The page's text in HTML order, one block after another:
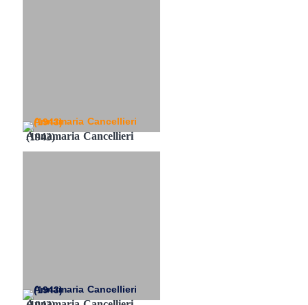
Annamaria Cancellieri (1943)